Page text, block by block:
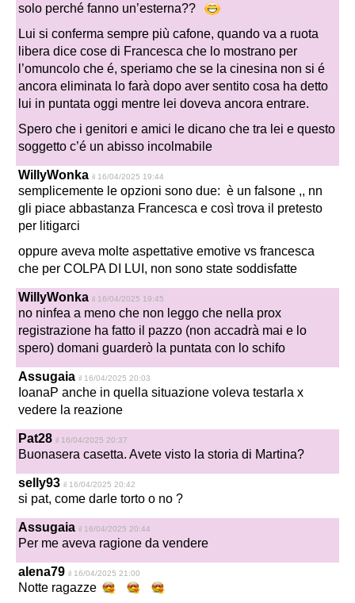
solo perché fanno un’esterna??
Lui si conferma sempre più cafone, quando va a ruota
libera dice cose di Francesca che lo mostrano per
l’omuncolo che é, speriamo che se la cinesina non si é
ancora eliminata lo farà dopo aver sentito cosa ha detto
lui in puntata oggi mentre lei doveva ancora entrare.
Spero che i genitori e amici le dicano che tra lei e questo
soggetto c’é un abisso incolmabile
WillyWonka il 16/04/2025 19:44
semplicemente le opzioni sono due: è un falsone ,, nn
gli piace abbastanza Francesca e così trova il pretesto
per litigarci
oppure aveva molte aspettative emotive vs francesca
che per COLPA DI LUI, non sono state soddisfatte
WillyWonka il 16/04/2025 19:45
no ninfea a meno che non leggo che nella prox
registrazione ha fatto il pazzo (non accadrà mai e lo
spero) domani guarderò la puntata con lo schifo
Assugaia il 16/04/2025 20:03
IoanaP anche in quella situazione voleva testarla x
vedere la reazione
Pat28 il 16/04/2025 20:37
Buonasera casetta. Avete visto la storia di Martina?
selly93 il 16/04/2025 20:42
si pat, come darle torto o no ?
Assugaia il 16/04/2025 20:44
Per me aveva ragione da vendere
alena79 il 16/04/2025 21:00
Notte ragazze